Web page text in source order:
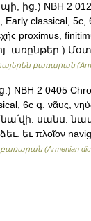
ից.) NBH 2
classical, 5c,
proximus,
առընթեր.)
բառարան
NBH 2 0405
6c գ. νᾶυς,
նա՛վի. սանս.
եւ πλοῖον
(Armenian